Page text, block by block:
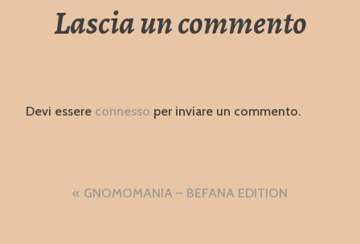
Lascia un commento
Devi essere connesso per inviare un commento.
Navigazione
GNOMOMANIA – BEFANA EDITION